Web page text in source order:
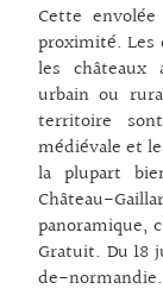
Cette
proximité. Les
les châteaux
urbain ou
territoire
médiévale et
la plupart
Château-
panoramique,
Gratuit. Du 18
de-